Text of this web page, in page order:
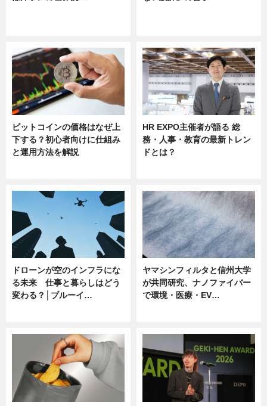
ビットコインの価格はなぜ上
下する？初心者向けに仕組み
と運用方法を解説
HR EXPO主催者が語る 総
務・人事・教育の最新トレン
ドとは？
ドローンが空のインフラにな
る未来 仕事と暮らしはどう
変わる？│ブルーイ…
ヤマシンフィルタと信州大学
が共同研究、ナノファイバー
で環境・医療・EV…